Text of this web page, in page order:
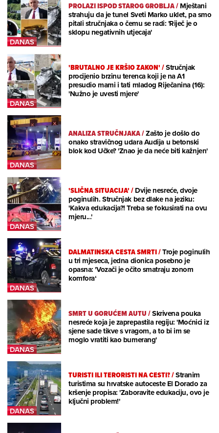
PROLAZI ISPOD STAROG GROBLJA/Mještani
strahuju da je tunel Sveti Marko uklet, pa smo
pitali stručnjaka o čemu se radi: 'Riječ je o
sklopu negativnih utjecaja'
'BRUTALNO JE KRŠIO ZAKON'/Stručnjak
procijenio brzinu terenca koji je na A1
presudio mami i tati mladog Riječanina (16):
'Nužno je uvesti mjere'
ANALIZA STRUČNJAKA/Zašto je došlo do
onako stravičnog udara Audija u betonski
blok kod Učke? 'Znao je da neće biti kažnjen'
'SLIČNA SITUACIJA'/Dvije nesreće, dvoje
poginulih. Stručnjak bez dlake na jeziku:
'Kakva edukacija?! Treba se fokusirati na ovu
mjeru...'
DALMATINSKA CESTA SMRTI/Troje poginulih
u tri mjeseca, jedna dionica posebno je
opasna: 'Vozači je očito smatraju zonom
komfora‘
SMRT U GORUĆEM AUTU/Skrivena pouka
nesreće koja je zaprepastila regiju: 'Moćnici iz
sjene sade tikve s vragom, a to bi im se
moglo vratiti kao bumerang'
TURISTI ILI TERORISTI NA CESTI?/Stranim
turistima su hrvatske autoceste El Dorado za
kršenje propisa: 'Zaboravite edukaciju, ovo je
ključni problem!'